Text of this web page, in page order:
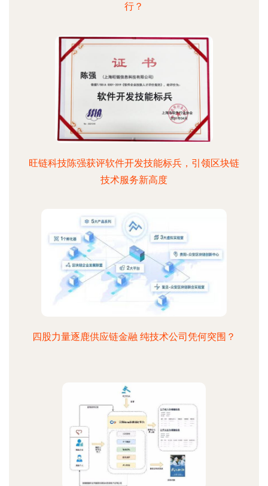
行？
旺链科技陈强获评软件开发技能标兵，引领区块链
技术服务新高度
四股力量逐鹿供应链金融 纯技术公司凭何突围？